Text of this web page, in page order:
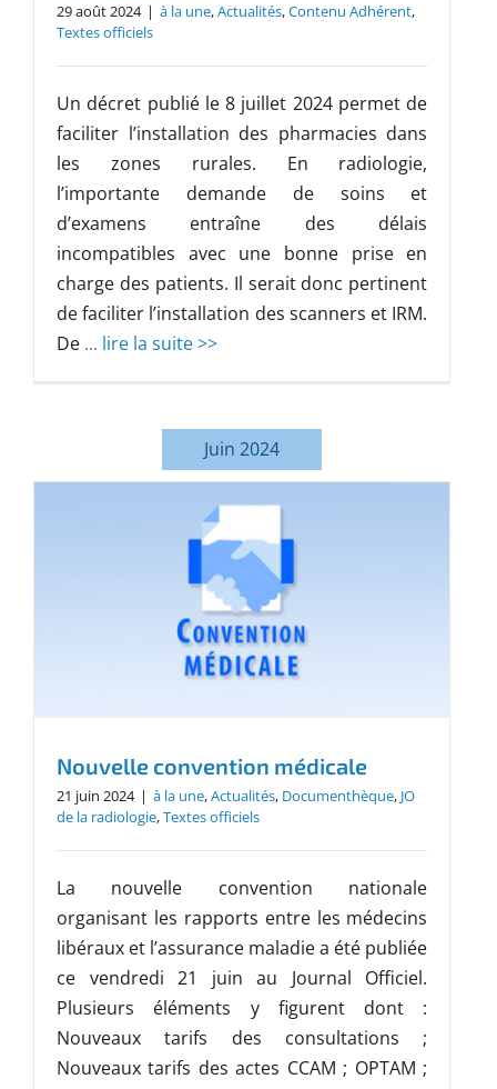
29 août 2024 | à la une,Actualités,Contenu Adhérent,
Textes officiels
Un décret publié le 8 juillet 2024 permet de
faciliter l’installation des pharmacies dans
les zones rurales. En radiologie,
l’importante demande de soins et
d’examens entraîne des délais
incompatibles avec une bonne prise en
charge des patients. Il serait donc pertinent
de faciliter l’installation des scanners et IRM.
De ... lire la suite >>
Juin 2024
Nouvelle convention médicale
21 juin 2024 | à la une,Actualités, Documenthèque, JO
de la radiologie,Textes officiels
La nouvelle convention nationale
organisant les rapports entre les médecins
libéraux et l’assurance maladie a été publiée
ce vendredi 21 juin au Journal Officiel.
Plusieurs éléments y figurent dont :
Nouveaux tarifs des consultations ;
Nouveaux tarifs des actes CCAM ; OPTAM ;